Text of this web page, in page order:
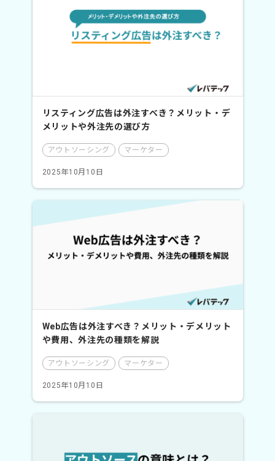
リスティング広告は外注すべき？メリット・デ
メリットや外注先の選び方
アウトソーシング マーケター
2025年10月10日
Web広告は外注すべき？メリット・デメリット
や費用、外注先の種類を解説
アウトソーシング マーケター
2025年10月10日